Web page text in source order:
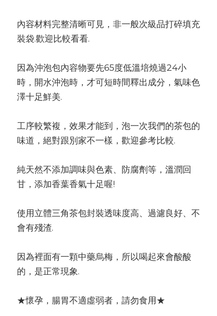
內容材料完整清晰可見，非一般次級品打碎填充
裝袋.歡迎比較看看.
因為沖泡包內容物要先65度低溫培燒過24小
時，開水沖泡時，才可短時間釋出成分，氣味色
澤十足鮮美.
工序較繁複，效果才能到，泡一次我們的茶包的
味道，絕對跟別家不一樣，歡迎參考比較.
純天然不添加調味與色素、防腐劑等，溫潤回
甘，添加香葉香氣十足喔!
使用立體三角茶包封裝透味度高、過濾良好、不
會有殘渣.
因為裡面有一顆中藥烏梅，所以喝起來會酸酸
的，是正常現象.
★懷孕，腸胃不適虛弱者，請勿食用★